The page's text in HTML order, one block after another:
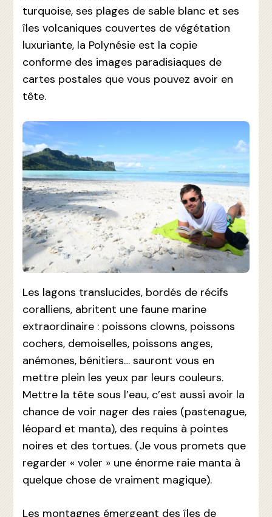
turquoise, ses plages de sable blanc et ses
îles volcaniques couvertes de végétation
luxuriante, la Polynésie est la copie
conforme des images paradisiaques de
cartes postales que vous pouvez avoir en
tête.
Les lagons translucides, bordés de récifs
coralliens, abritent une faune marine
extraordinaire : poissons clowns, poissons
cochers, demoiselles, poissons anges,
anémones, bénitiers… sauront vous en
mettre plein les yeux par leurs couleurs.
Mettre la tête sous l’eau, c’est aussi avoir la
chance de voir nager des raies (pastenague,
léopard et manta), des requins à pointes
noires et des tortues. (Je vous promets que
regarder « voler » une énorme raie manta à
quelque chose de vraiment magique).
Les montagnes émergeant des îles de